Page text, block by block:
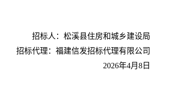
招标人： 松溪县住房和城乡建设局
招标代理： 福建信发招标代理有限公司
2026年4月8日